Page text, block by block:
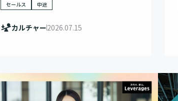
セールス 中途
カルチャー2026.07.15